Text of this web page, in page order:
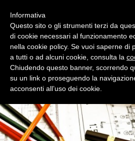
Informativa
Questo sito o gli strumenti terzi da
di cookie necessari al funzionamento
nella cookie policy. Se vuoi saperne di
a tutti o ad alcuni cookie, consulta la
Chiudendo questo banner, scorrendo
su un link o proseguendo la
acconsenti all’uso dei cookie.